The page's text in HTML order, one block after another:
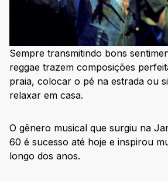
7. Tribo de Jah
10. Onze:20
5 bandas internacionais de
conhecer
The Congos
SOJA
Sempre transmitindo bons
reggae trazem composições
praia, colocar o pé na estrada ou
relaxar em casa.
O gênero musical que surgiu na
60 é sucesso até hoje e inspirou
longo dos anos.